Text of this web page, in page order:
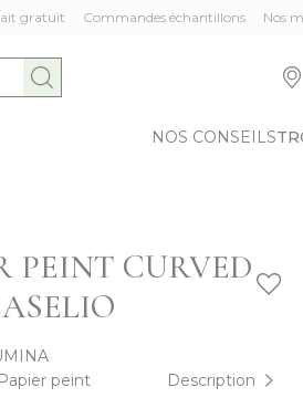
gratuit Commandes échantillons Nos
NOS CONSEILS
PEINT CURVED
Papier peint Description